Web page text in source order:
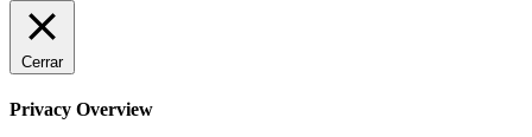
Cerrar
Privacy Overview